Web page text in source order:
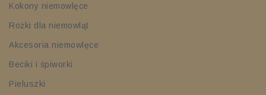
Kokony niemowlęce
Rożki dla niemowląt
Akcesoria niemowlęce
Beciki i śpiworki
Pieluszki